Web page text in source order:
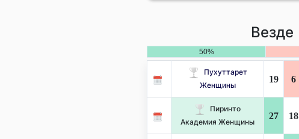
Везде
50%
Пухуттарет
Женщины
19 6
Пиринто
Академия Женщины
27 18